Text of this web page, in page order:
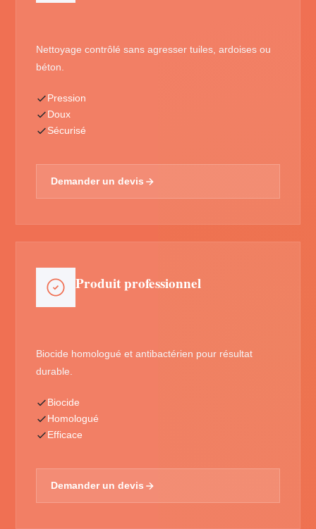
Nettoyage contrôlé sans agresser tuiles, ardoises ou
béton.
Pression
Doux
Sécurisé
Demander un devis
Produit professionnel
Biocide homologué et antibactérien pour résultat
durable.
Biocide
Homologué
Efficace
Demander un devis